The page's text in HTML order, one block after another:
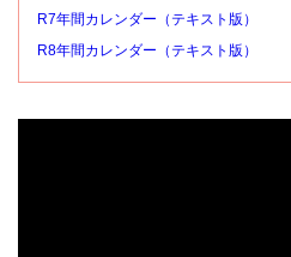
R7年間カレンダー（テキスト版）
R8年間カレンダー（テキスト版）